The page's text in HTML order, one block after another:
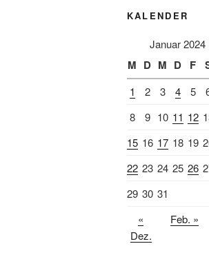
KALENDER
Januar 2024
M D M D F
1 2 3 4 5
8
9 10 11 12
15 16 17 18 19
22 23 24 25 26
29 30 31
«
Dez.
Feb. »